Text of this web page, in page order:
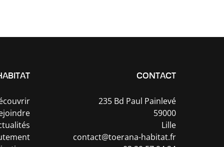
CONTACT
235 Bd Paul Painlevé
59000
Lille
contact@toerana-habitat.fr